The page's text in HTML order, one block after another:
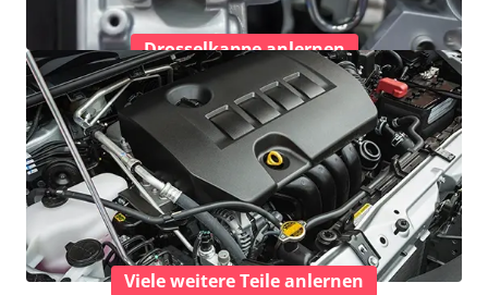
Drosselkappe anlernen
Viele weitere Teile anlernen